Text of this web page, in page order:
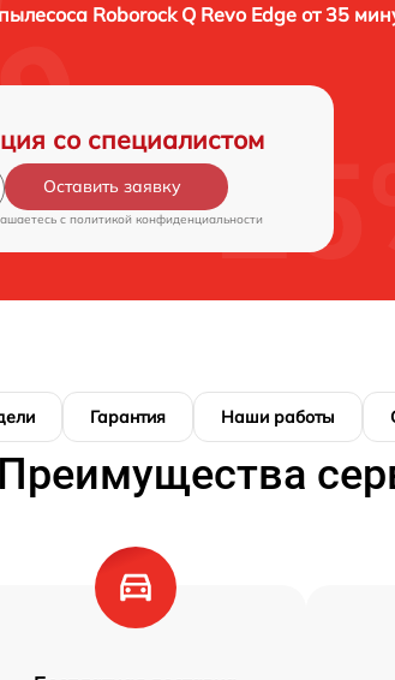
Roborock Q Revo Edge от 35
со специалистом
Оставить заявку
c политикой конфиденциальности
Гарантия Наши работы
Преимущества